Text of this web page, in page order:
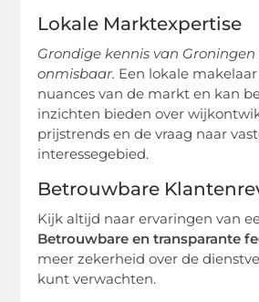
Lokale Marktexpertise
Grondige kennis van
onmisbaar. Een lokale
nuances van de markt en kan
inzichten bieden over
prijstrends en de vraag naar
interessegebied.
Betrouwbare
Kijk altijd naar ervaringen van
Betrouwbare en transparante
meer zekerheid over de
kunt verwachten.